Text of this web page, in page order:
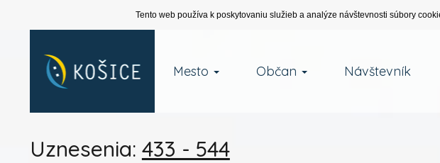
Tento web používa k poskytovaniu služieb a analýze návštevnosti súbory
Mesto Občan Návštevník
Uznesenia: 433 - 544